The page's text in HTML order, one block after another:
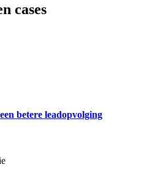
cases
betere leadopvolging